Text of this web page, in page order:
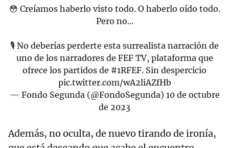
😳 Creíamos haberlo visto todo. O haberlo oído todo.
Pero no...
🎙️ No deberías perderte esta surrealista narración de
uno de los narradores de FEF TV, plataforma que
ofrece los partidos de #1RFEF. Sin despercicio
pic.twitter.com/wA2liAZfHb
— Fondo Segunda (@FondoSegunda) 10 de octubre
de 2023
Además, no oculta, de nuevo tirando de ironía,